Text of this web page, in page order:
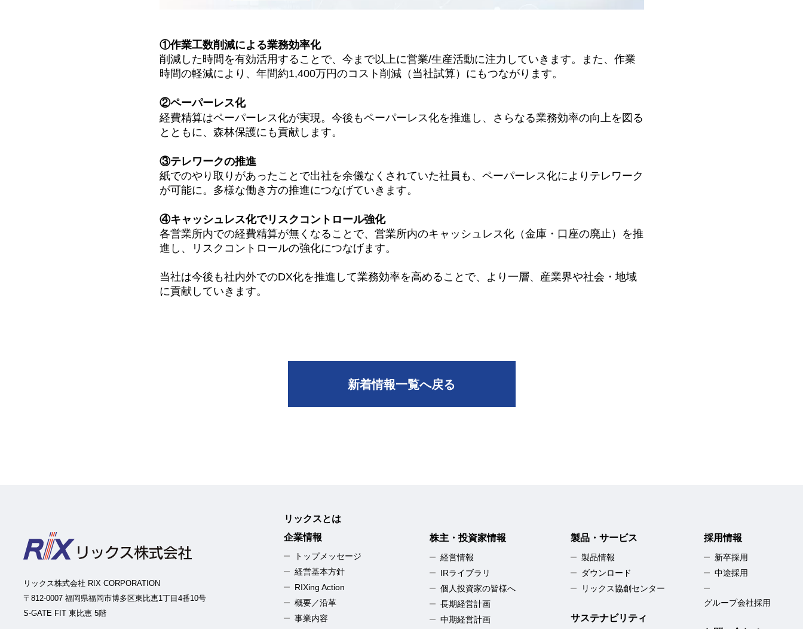
①作業工数削減による業務効率化
削減した時間を有効活用することで、今まで以上に営業/生産活動に注力していきます。また、作業
時間の軽減により、年間約1,400万円のコスト削減（当社試算）にもつながります。
②ペーパーレス化
経費精算はペーパーレス化が実現。今後もペーパーレス化を推進し、さらなる業務効率の向上を図る
とともに、森林保護にも貢献します。
③テレワークの推進
紙でのやり取りがあったことで出社を余儀なくされていた社員も、ペーパーレス化によりテレワーク
が可能に。多様な働き方の推進につなげていきます。
④キャッシュレス化でリスクコントロール強化
各営業所内での経費精算が無くなることで、営業所内のキャッシュレス化（金庫・口座の廃止）を推
進し、リスクコントロールの強化につなげます。
当社は今後も社内外でのDX化を推進して業務効率を高めることで、より一層、産業界や社会・地域
に貢献していきます。
新着情報一覧へ戻る
リックス株式会社 RIX CORPORATION
〒812-0007 福岡県福岡市博多区東比恵1丁目4番10号
S-GATE FIT 東比恵 5階
リックスとは
企業情報
トップメッセージ
経営基本方針
RIXing Action
概要／沿革
事業内容
株主・投資家情報
経営情報
IRライブラリ
個人投資家の皆様へ
長期経営計画
中期経営計画
製品・サービス
製品情報
ダウンロード
リックス協創センター
サステナビリティ
採用情報
新卒採用
中途採用
グループ会社採用